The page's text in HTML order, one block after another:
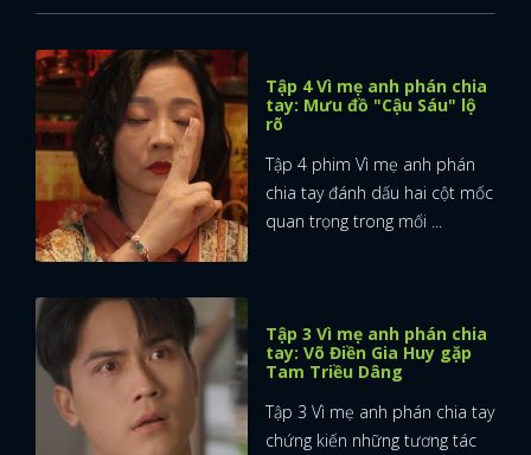
Tập 4 Vì mẹ anh phán chia
tay: Mưu đồ "Cậu Sáu" lộ
rõ
Tập 4 phim Vì mẹ anh phán
chia tay đánh dấu hai cột mốc
quan trọng trong mối ...
Tập 3 Vì mẹ anh phán chia
tay: Võ Điền Gia Huy gặp
Tam Triều Dâng
Tập 3 Vì mẹ anh phán chia tay
chứng kiến những tương tác